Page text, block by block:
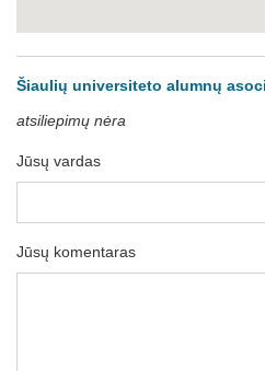
Šiaulių universiteto alumnų
atsiliepimų nėra
Jūsų vardas
Jūsų komentaras